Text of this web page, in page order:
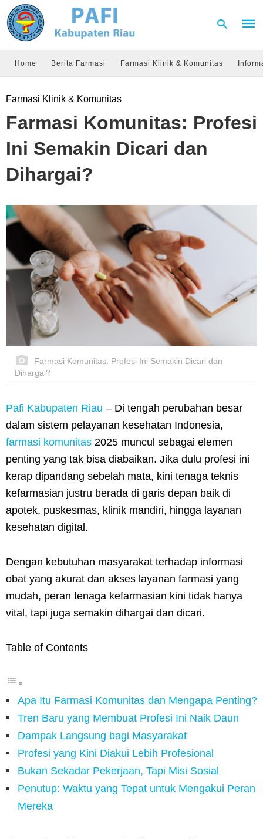
and
Home Berita Farmasi Farmasi Klinik & Komunitas
Farmasi Klinik & Komunitas
Farmasi Komunitas: Profesi
Ini Semakin Dicari dan
Dihargai?
Farmasi Komunitas: Profesi Ini Semakin Dicari dan
Dihargai?
Pafi Kabupaten Riau – Di tengah perubahan besar
dalam sistem pelayanan kesehatan Indonesia,
farmasi komunitas 2025 muncul sebagai elemen
penting yang tak bisa diabaikan. Jika dulu profesi ini
kerap dipandang sebelah mata, kini tenaga teknis
kefarmasian justru berada di garis depan baik di
apotek, puskesmas, klinik mandiri, hingga layanan
kesehatan digital.
Dengan kebutuhan masyarakat terhadap informasi
obat yang akurat dan akses layanan farmasi yang
mudah, peran tenaga kefarmasian kini tidak hanya
vital, tapi juga semakin dihargai dan dicari.
Table of Contents
Apa Itu Farmasi Komunitas dan Mengapa Penting?
Tren Baru yang Membuat Profesi Ini Naik Daun
Dampak Langsung bagi Masyarakat
Profesi yang Kini Diakui Lebih Profesional
Bukan Sekadar Pekerjaan, Tapi Misi Sosial
Penutup: Waktu yang Tepat untuk Mengakui Peran
Mereka